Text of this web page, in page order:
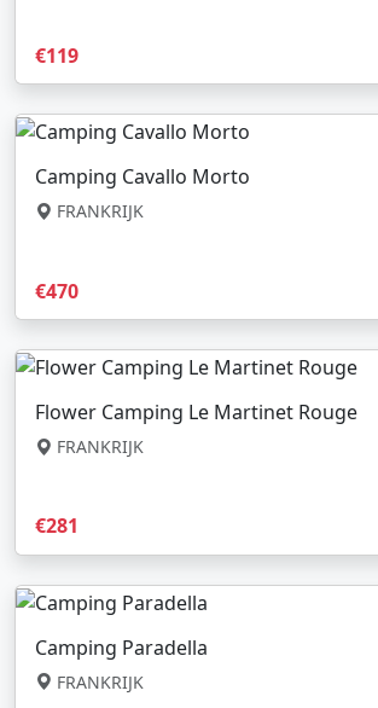
€119
Camping Cavallo Morto
FRANKRIJK
€470
Flower Camping Le Martinet Rouge
FRANKRIJK
€281
Camping Paradella
FRANKRIJK